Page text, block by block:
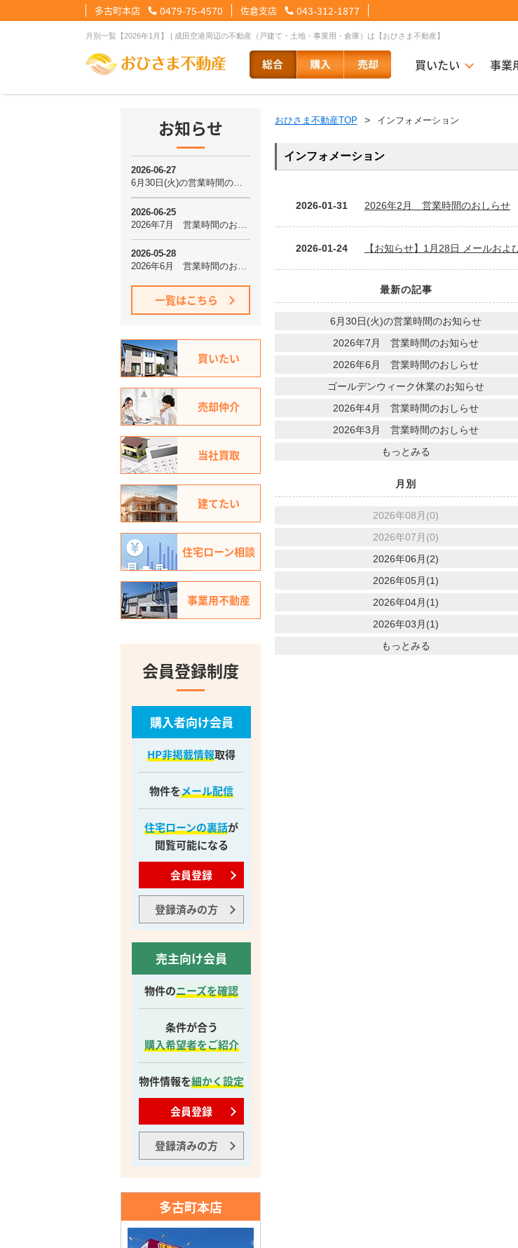
月別一覧【2026年1月】 | 成田空港周辺の不動産（戸建て・土地・事業用・倉庫）は【おひさま不動産】
多古町本店 0479-75-4570 佐倉支店 043-312-1877
買いたい
【物件検索メニュー】
【購入者向けメニュー】
購入支援センターTOP 事業用物件
事業
【売主様向けメニュー】
売却支援センターTOP 査定依頼フォーム
売却成功事例 購入希望情報【売主会員限定】
【住宅ローンメニュー】
住宅ローンに強い理由 住宅ローン裏話【買主会員限定】
【会社情報メニュー】
スタッフ紹介
その他の事業紹介 健康経営優良法人2025
おひさま不動産TOP インフォメーション
インフォメーション
2026-01-31 2026年2月 営業時間のおしらせ
2026-01-24 【お知らせ】1月28日 メールお
最新の記事
6月30日(火)の営業時間のお知らせ
2026年7月 営業時間のお知らせ
2026年6月 営業時間のおしらせ
ゴールデンウィーク休業のお知らせ
2026年4月 営業時間のおしらせ
2026年3月 営業時間のおしらせ
もっとみる
月別
2026年08月(0)
2026年07月(0)
2026年06月(2)
2026年05月(1)
2026年04月(1)
2026年03月(1)
もっとみる
お知らせ
一覧はこちら
買いたい
売却仲介
当社買取
建てたい
住宅ローン相談
事業用不動産
会員登録制度
購入者向け会員
HP非掲載情報取得
物件をメール配信
住宅ローンの裏話が
閲覧可能になる
会員登録
登録済みの方
売主向け会員
物件のニーズを確認
条件が合う
購入希望者をご紹介
物件情報を細かく設定
会員登録
登録済みの方
多古町本店